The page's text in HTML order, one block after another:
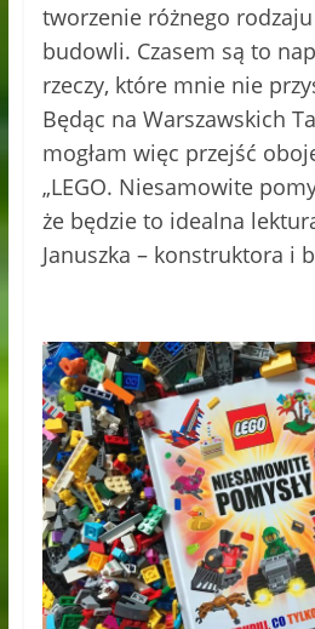
tworzenie różnego
budowli. Czasem są to
rzeczy, które mnie nie
Będąc na Warszawskich
mogłam więc przejść
„LEGO. Niesamowite
że będzie to idealna
Januszka – konstruktora i